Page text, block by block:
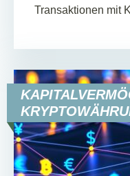
Transaktionen mit